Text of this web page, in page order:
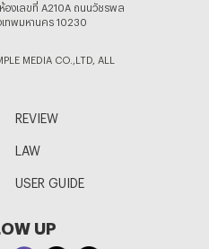
องเลขที่ A210A ถนนวัชรพล
เทพมหานคร 10230
MEDIA CO.,LTD, ALL
REVIEW
LAW
USER GUIDE
UP